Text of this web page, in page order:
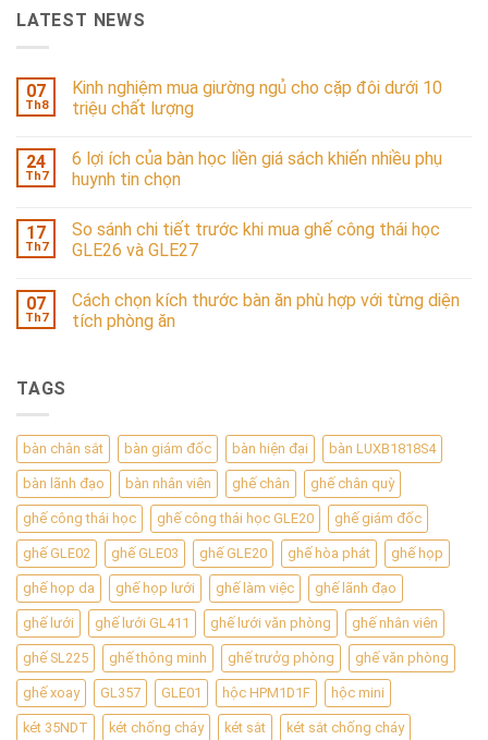
LATEST NEWS
07
Th8
Kinh nghiệm mua giường ngủ cho cặp đôi dưới 10
triệu chất lượng
24
Th7
6 lợi ích của bàn học liền giá sách khiến nhiều phụ
huynh tin chọn
17
Th7
So sánh chi tiết trước khi mua ghế công thái học
GLE26 và GLE27
07
Th7
Cách chọn kích thước bàn ăn phù hợp với từng diện
tích phòng ăn
TAGS
bàn chân sắt bàn giám đốc bàn hiện đại bàn LUXB1818S4
bàn lãnh đạo bàn nhân viên ghế chân ghế chân quỳ
ghế công thái học ghế công thái học GLE20 ghế giám đốc
ghế GLE02 ghế GLE03 ghế GLE20 ghế hòa phát ghế họp
ghế họp da ghế họp lưới ghế làm việc ghế lãnh đạo
ghế lưới ghế lưới GL411 ghế lưới văn phòng ghế nhân viên
ghế SL225 ghế thông minh ghế trưởg phòng ghế văn phòng
ghế xoay GL357 GLE01 hộc HPM1D1F hộc mini
két 35NDT két chống cháy két sắt két sắt chống cháy